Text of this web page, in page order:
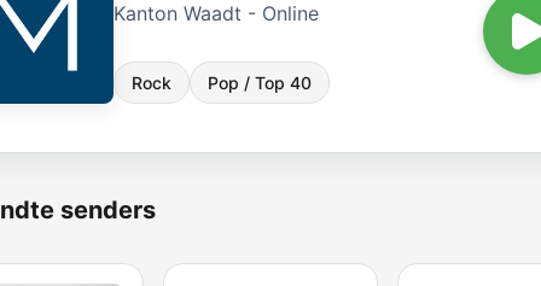
Kanton Waadt - Online
Rock Pop / Top 40
senders